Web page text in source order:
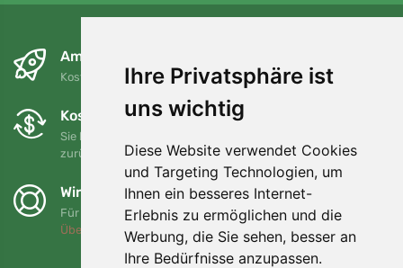
Ihre Privatsphäre ist
uns wichtig
Diese Website verwendet Cookies
und Targeting Technologien, um
Ihnen ein besseres Internet-
Erlebnis zu ermöglichen und die
Werbung, die Sie sehen, besser an
Ihre Bedürfnisse anzupassen.
Am nächsten Tag und kostenlos
Kostenloser Versand für Bestellungen über 80 EUR
Kostenloser Umtausch und Rückgabe
Sie können Ihre Bestellung jederzeit innerhalb von 90 Tagen
zurückgeben oder umtauschen.
Wir unterstützen Trees.org
Für jede Bestellung pflanzen wir einen Baum! Mehr lesen
Über uns